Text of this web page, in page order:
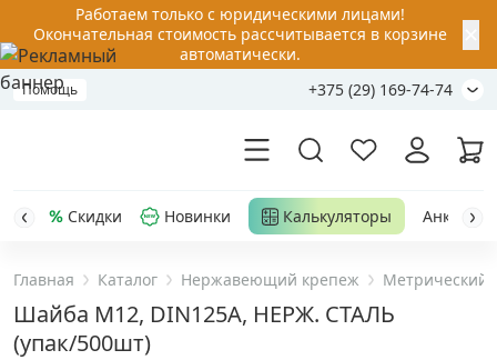
Работаем только с юридическими лицами!
Окончательная стоимость рассчитывается в корзине
автоматически.
Помощь +375 (29) 169-74-74
Акции
Распродажа
Скидки Новинки Калькуляторы Анкер-
Главная Каталог Нержавеющий крепеж Метрический
Шайба М12, DIN125A, НЕРЖ. СТАЛЬ
(упак/500шт)